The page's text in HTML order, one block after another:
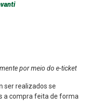
por meio do e-ticket
ser realizados se
a compra feita de forma